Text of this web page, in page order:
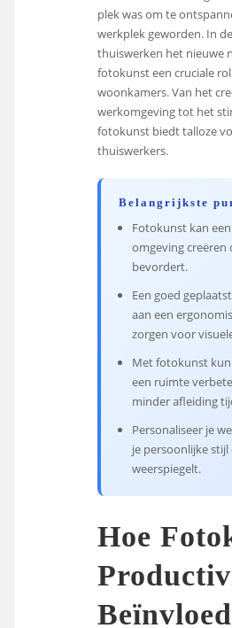
plek was om te
werkplek geworden. In
thuiswerken het nieuwe
fotokunst een cruciale
woonkamers. Van het
werkomgeving tot het
fotokunst biedt talloze
thuiswerkers.
Belangrijkste
Fotokunst kan
omgeving
bevordert.
Een goed
aan een
zorgen voor
Met fotokunst kun
een ruimte
minder afleiding
Personaliseer je
je persoonlijke stijl
weerspiegelt.
Hoe